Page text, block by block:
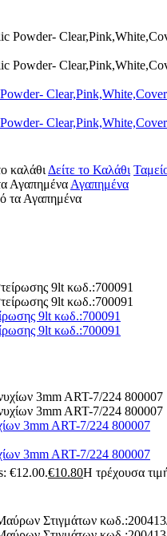
καλάθι Δείτε το Καλάθι
Αγαπημένα Αγαπημένα
τα Αγαπημένα
9lt κωδ.:700091
9lt κωδ.:700091
3mm ART-7/224 800007
3mm ART-7/224 800007
€12.00.€10.80Η τρέχουσα